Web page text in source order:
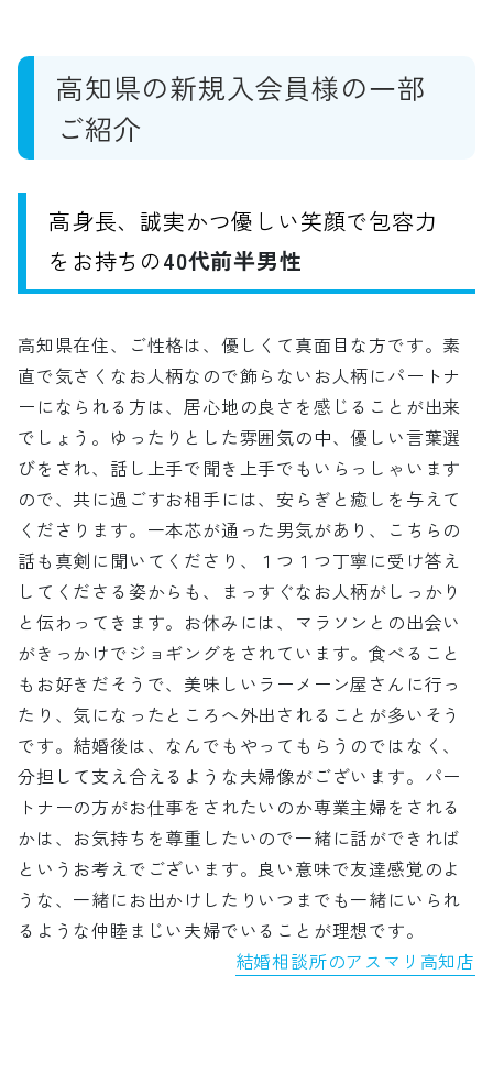
高知県の新規入会員様の一部
ご紹介
高身長、誠実かつ優しい笑顔で包容力
をお持ちの40代前半男性
高知県在住、ご性格は、優しくて真面目な方です。素
直で気さくなお人柄なので飾らないお人柄にパートナ
ーになられる方は、居心地の良さを感じることが出来
でしょう。ゆったりとした雰囲気の中、優しい言葉選
びをされ、話し上手で聞き上手でもいらっしゃいます
ので、共に過ごすお相手には、安らぎと癒しを与えて
くださります。一本芯が通った男気があり、こちらの
話も真剣に聞いてくださり、１つ１つ丁寧に受け答え
してくださる姿からも、まっすぐなお人柄がしっかり
と伝わってきます。お休みには、マラソンとの出会い
がきっかけでジョギングをされています。食べること
もお好きだそうで、美味しいラーメーン屋さんに行っ
たり、気になったところへ外出されることが多いそう
です。結婚後は、なんでもやってもらうのではなく、
分担して支え合えるような夫婦像がございます。パー
トナーの方がお仕事をされたいのか専業主婦をされる
かは、お気持ちを尊重したいので一緒に話ができれば
というお考えでございます。良い意味で友達感覚のよ
うな、一緒にお出かけしたりいつまでも一緒にいられ
るような仲睦まじい夫婦でいることが理想です。
結婚相談所のアスマリ高知店